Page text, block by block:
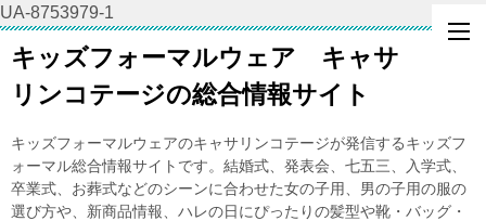
UA-8753979-1
キッズフォーマルウェア キャサ
リンコテージの総合情報サイト
キッズフォーマルウェアのキャサリンコテージが発信するキッズフ
ォーマル総合情報サイトです。結婚式、発表会、七五三、入学式、
卒業式、お葬式などのシーンに合わせた女の子用、男の子用の服の
選び方や、新商品情報、ハレの日にぴったりの髪型や靴・バッグ・